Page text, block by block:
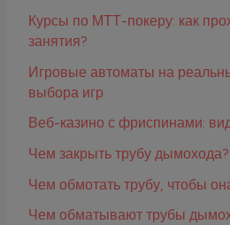
Курсы по МТТ-покеру: как
занятия?
Игровые автоматы на
выбора игр
Веб-казино с фриспинами:
Чем закрыть трубу дымохода?
Чем обмотать трубу, чтобы
Чем обматывают трубы